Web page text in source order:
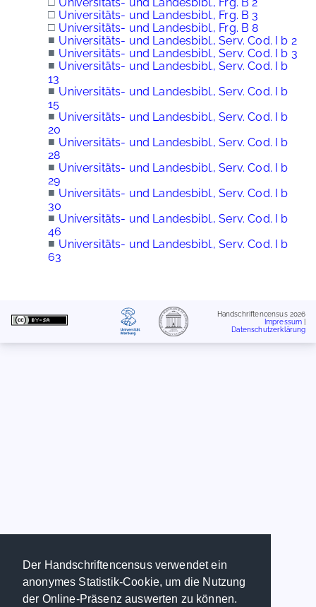
Der Handschriftencensus verwendet ein
anonymes Statistik-Cookie, um die Nutzung
der Online-Präsenz auswerten zu können.
□ Universitäts- und Landesbibl., Frg. B 3
□ Universitäts- und Landesbibl., Frg. B 8
■ Universitäts- und Landesbibl., Serv. Cod. I b 2
■ Universitäts- und Landesbibl., Serv. Cod. I b 3
■ Universitäts- und Landesbibl., Serv. Cod. I b
13
■ Universitäts- und Landesbibl., Serv. Cod. I b
15
■ Universitäts- und Landesbibl., Serv. Cod. I b
20
■ Universitäts- und Landesbibl., Serv. Cod. I b
28
■ Universitäts- und Landesbibl., Serv. Cod. I b
29
■ Universitäts- und Landesbibl., Serv. Cod. I b
30
■ Universitäts- und Landesbibl., Serv. Cod. I b
46
■ Universitäts- und Landesbibl., Serv. Cod. I b
63
Handschriftencensus 2026
Impressum
Datenschutzerklärung